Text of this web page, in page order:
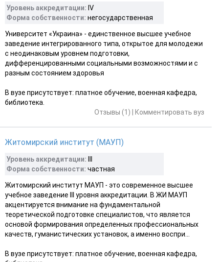
Уровень аккредитации: ІV
Форма собственности: негосударственная
Университет «Украина» - единственное высшее учебное
заведение интегрированного типа, открытое для молодежи
с неодинаковым уровнем подготовки,
дифференцированными социальными возможностями и с
разным состоянием здоровья
В вузе присутствует: платное обучение, военная кафедра,
библиотека.
Отзывы (1)
Комментировать вуз
Житомирский институт (МАУП)
Уровень аккредитации:
Форма собственности: частная
Житомирский институт МАУП - это современное высшее
учебное заведение III уровня аккредитации. В ЖИ МАУП
акцентируется внимание на фундаментальной
теоретической подготовке специалистов, что является
основой формирования определенных профессиональных
качеств, гуманистических установок, а именно воспри...
В вузе присутствует: платное обучение, военная кафедра,